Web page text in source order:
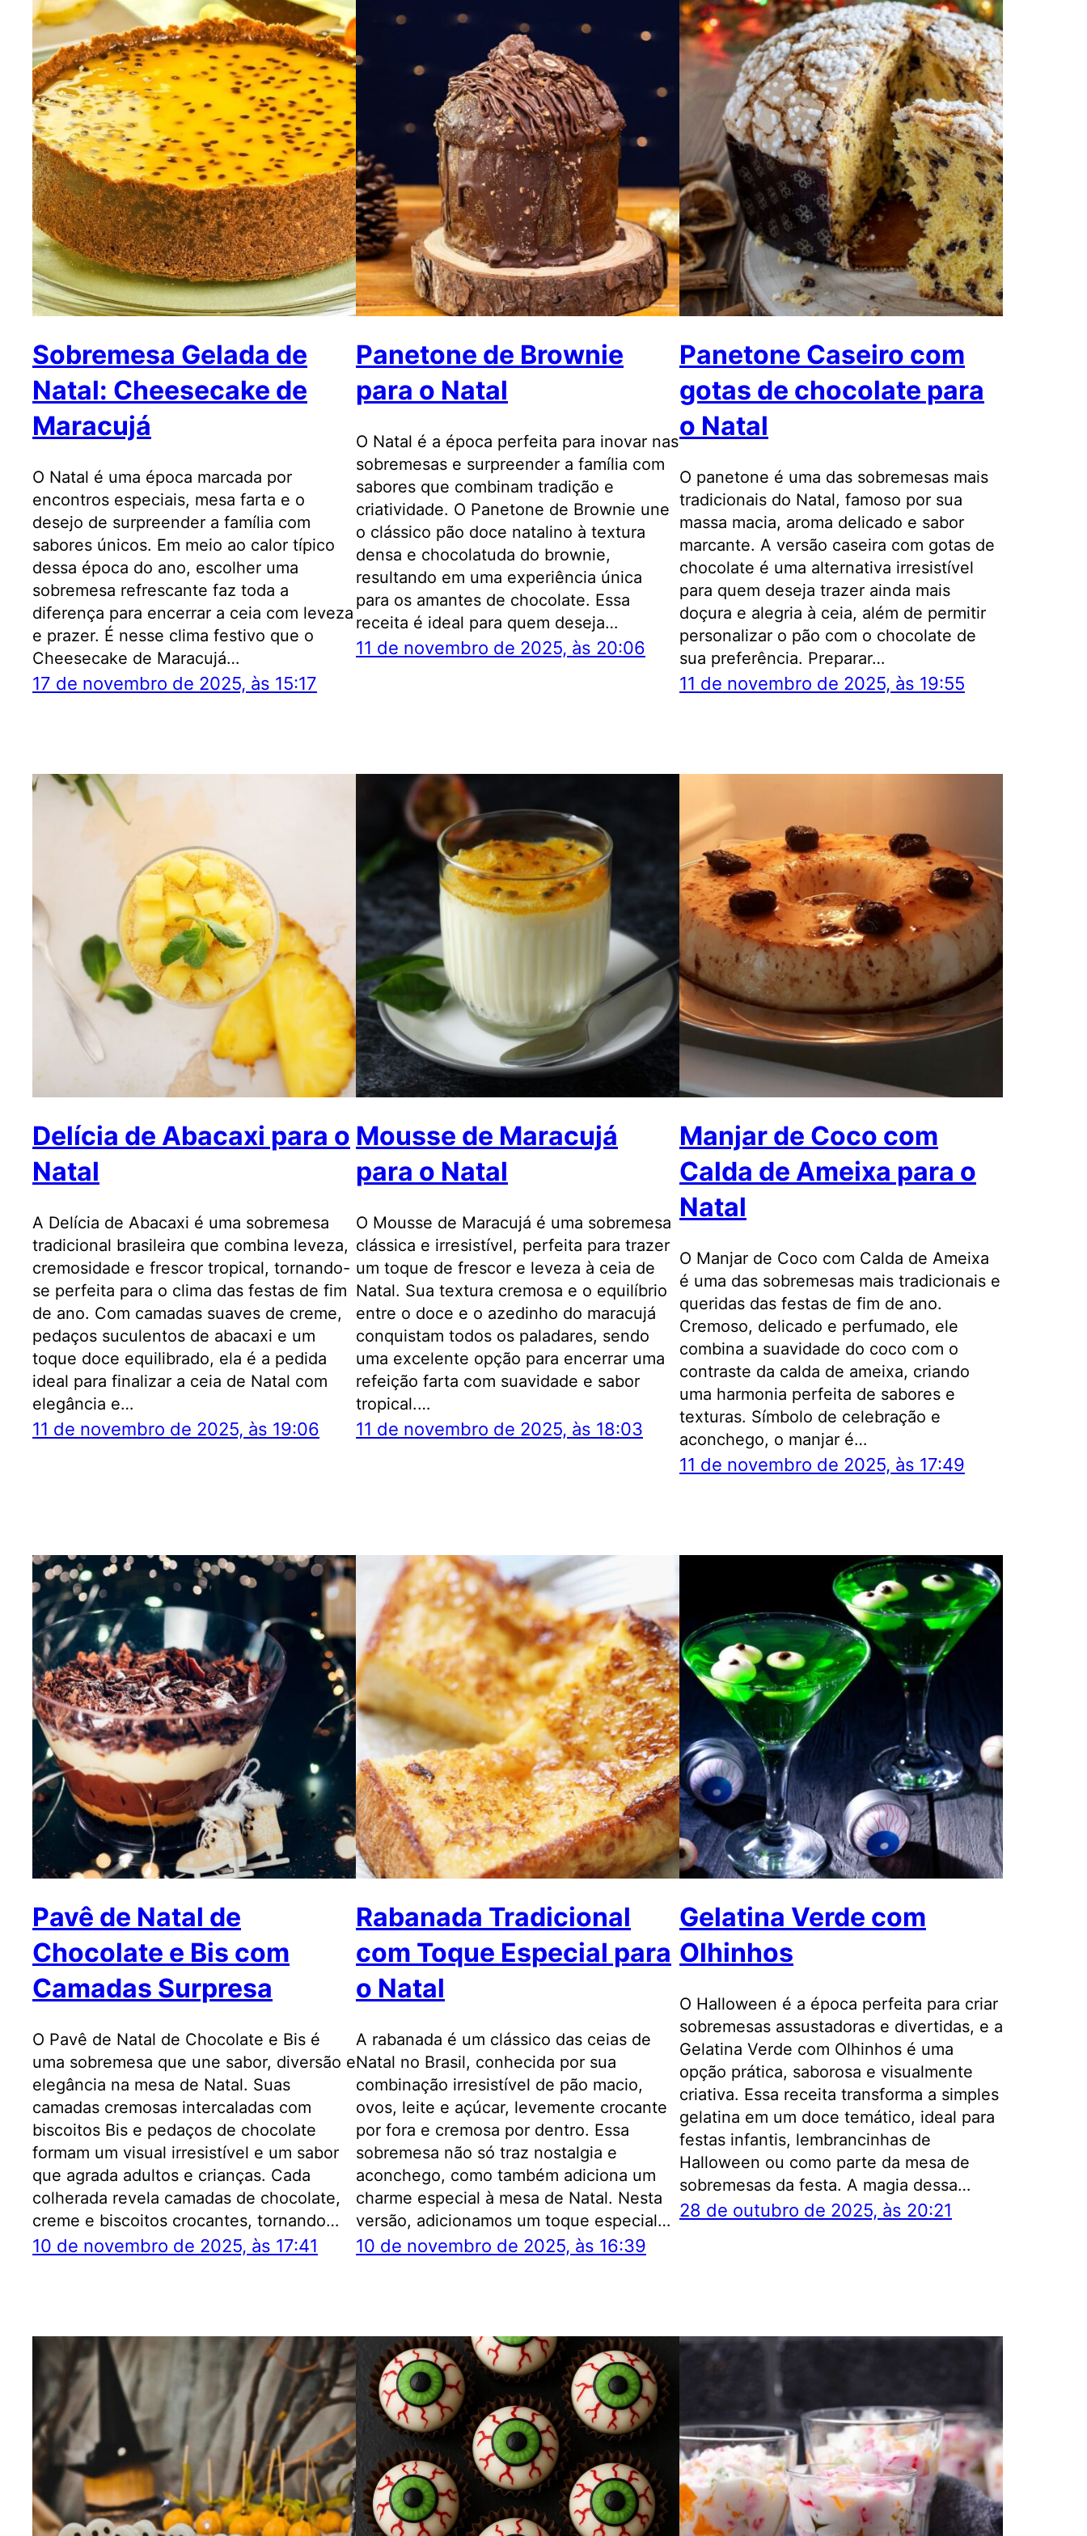
Sobremesa Gelada de
Natal: Cheesecake de
Maracujá
O Natal é uma época marcada por
encontros especiais, mesa farta e o
desejo de surpreender a família com
sabores únicos. Em meio ao calor típico
dessa época do ano, escolher uma
sobremesa refrescante faz toda a
diferença para encerrar a ceia com leveza
e prazer. É nesse clima festivo que o
Cheesecake de Maracujá…
17 de novembro de 2025, às 15:17
Panetone de Brownie
para o Natal
O Natal é a época perfeita para inovar nas
sobremesas e surpreender a família com
sabores que combinam tradição e
criatividade. O Panetone de Brownie une
o clássico pão doce natalino à textura
densa e chocolatuda do brownie,
resultando em uma experiência única
para os amantes de chocolate. Essa
receita é ideal para quem deseja…
11 de novembro de 2025, às 20:06
Panetone Caseiro com
gotas de chocolate para
o Natal
O panetone é uma das sobremesas mais
tradicionais do Natal, famoso por sua
massa macia, aroma delicado e sabor
marcante. A versão caseira com gotas de
chocolate é uma alternativa irresistível
para quem deseja trazer ainda mais
doçura e alegria à ceia, além de permitir
personalizar o pão com o chocolate de
sua preferência. Preparar…
11 de novembro de 2025, às 19:55
Delícia de Abacaxi para o
Natal
A Delícia de Abacaxi é uma sobremesa
tradicional brasileira que combina leveza,
cremosidade e frescor tropical, tornando-
se perfeita para o clima das festas de fim
de ano. Com camadas suaves de creme,
pedaços suculentos de abacaxi e um
toque doce equilibrado, ela é a pedida
ideal para finalizar a ceia de Natal com
elegância e…
11 de novembro de 2025, às 19:06
Mousse de Maracujá
para o Natal
O Mousse de Maracujá é uma sobremesa
clássica e irresistível, perfeita para trazer
um toque de frescor e leveza à ceia de
Natal. Sua textura cremosa e o equilíbrio
entre o doce e o azedinho do maracujá
conquistam todos os paladares, sendo
uma excelente opção para encerrar uma
refeição farta com suavidade e sabor
tropical.…
11 de novembro de 2025, às 18:03
Manjar de Coco com
Calda de Ameixa para o
Natal
O Manjar de Coco com Calda de Ameixa
é uma das sobremesas mais tradicionais e
queridas das festas de fim de ano.
Cremoso, delicado e perfumado, ele
combina a suavidade do coco com o
contraste da calda de ameixa, criando
uma harmonia perfeita de sabores e
texturas. Símbolo de celebração e
aconchego, o manjar é…
11 de novembro de 2025, às 17:49
Pavê de Natal de
Chocolate e Bis com
Camadas Surpresa
O Pavê de Natal de Chocolate e Bis é
uma sobremesa que une sabor, diversão e
elegância na mesa de Natal. Suas
camadas cremosas intercaladas com
biscoitos Bis e pedaços de chocolate
formam um visual irresistível e um sabor
que agrada adultos e crianças. Cada
colherada revela camadas de chocolate,
creme e biscoitos crocantes, tornando…
10 de novembro de 2025, às 17:41
Rabanada Tradicional
com Toque Especial para
o Natal
A rabanada é um clássico das ceias de
Natal no Brasil, conhecida por sua
combinação irresistível de pão macio,
ovos, leite e açúcar, levemente crocante
por fora e cremosa por dentro. Essa
sobremesa não só traz nostalgia e
aconchego, como também adiciona um
charme especial à mesa de Natal. Nesta
versão, adicionamos um toque especial…
10 de novembro de 2025, às 16:39
Gelatina Verde com
Olhinhos
O Halloween é a época perfeita para criar
sobremesas assustadoras e divertidas, e a
Gelatina Verde com Olhinhos é uma
opção prática, saborosa e visualmente
criativa. Essa receita transforma a simples
gelatina em um doce temático, ideal para
festas infantis, lembrancinhas de
Halloween ou como parte da mesa de
sobremesas da festa. A magia dessa…
28 de outubro de 2025, às 20:21